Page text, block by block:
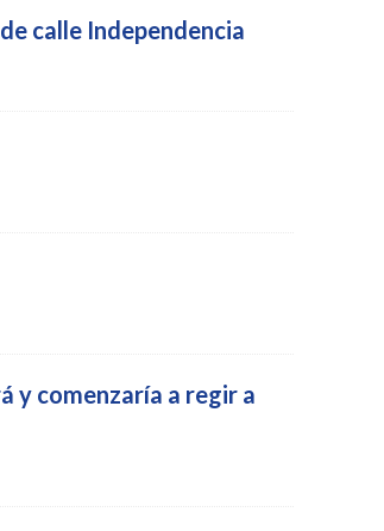
calle Independencia
y comenzaría a regir a